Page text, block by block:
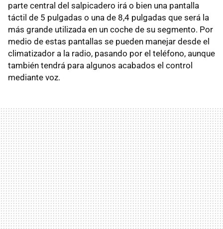
parte central del salpicadero irá o bien una pantalla
táctil de 5 pulgadas o una de 8,4 pulgadas que será la
más grande utilizada en un coche de su segmento. Por
medio de estas pantallas se pueden manejar desde el
climatizador a la radio, pasando por el teléfono, aunque
también tendrá para algunos acabados el control
mediante voz.